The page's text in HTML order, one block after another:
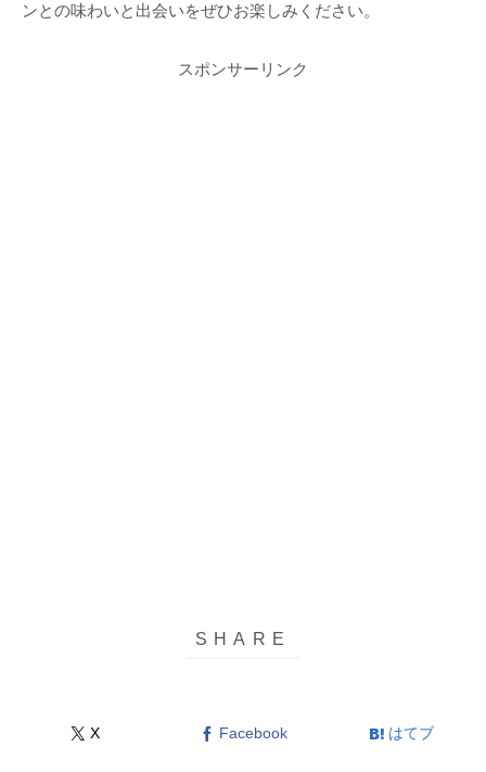
ンとの味わいと出会いをぜひお楽しみください。
スポンサーリンク
X Facebook はてブ